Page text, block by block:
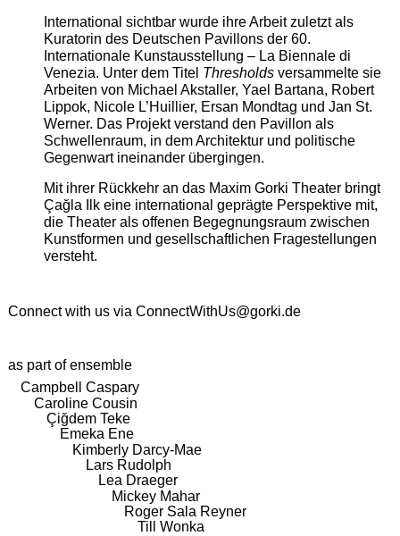
International sichtbar wurde ihre Arbeit zuletzt als
Kuratorin des Deutschen Pavillons der 60.
Internationale Kunstausstellung – La Biennale di
Venezia. Unter dem Titel Thresholdsversammelte sie
Arbeiten von Michael Akstaller, Yael Bartana, Robert
Lippok, Nicole L’Huillier, Ersan Mondtag und Jan St.
Werner. Das Projekt verstand den Pavillon als
Schwellenraum, in dem Architektur und politische
Gegenwart ineinander übergingen.
Mit ihrer Rückkehr an das Maxim Gorki Theater bringt
Çağla Ilk eine international geprägte Perspektive mit,
die Theater als offenen Begegnungsraum zwischen
Kunstformen und gesellschaftlichen Fragestellungen
versteht.
Connect with us via ConnectWithUs@gorki.de
as part of ensemble
Campbell Caspary
Caroline Cousin
Çiğdem Teke
Emeka Ene
Kimberly Darcy-Mae
Lars Rudolph
Lea Draeger
Mickey Mahar
Roger Sala Reyner
Till Wonka